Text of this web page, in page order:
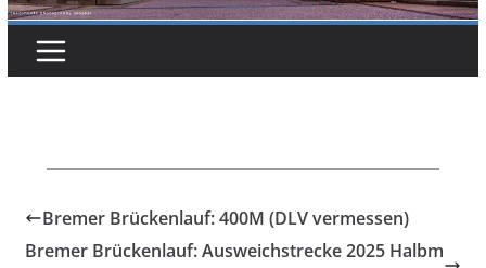
Bremer Brückenlauf: 400M (DLV vermessen)
Bremer Brückenlauf: Ausweichstrecke 2025 Halbm